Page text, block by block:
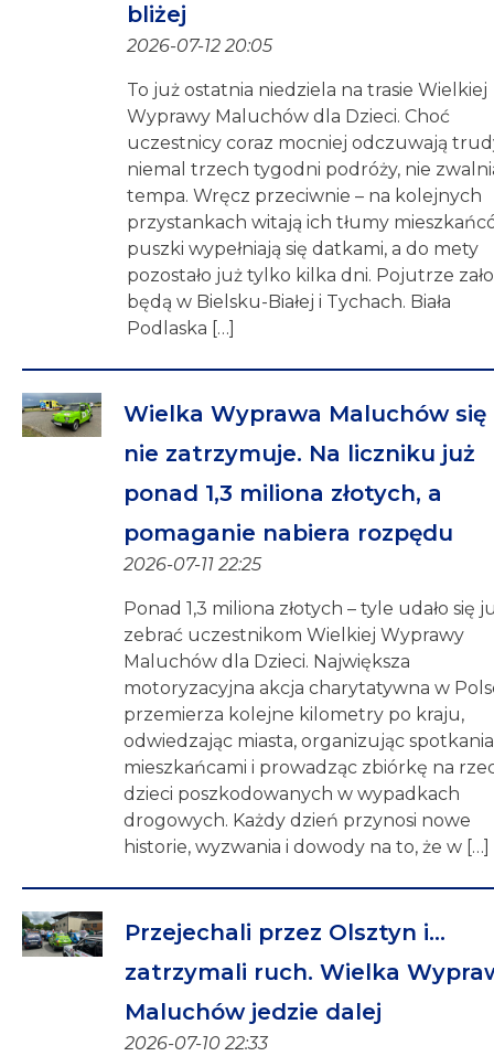
bliżej
2026-07-12 20:05
To już ostatnia niedziela na trasie Wielkiej
Wyprawy Maluchów dla Dzieci. Choć
uczestnicy coraz mocniej odczuwają
niemal trzech tygodni podróży, nie
tempa. Wręcz przeciwnie – na kolejnych
przystankach witają ich tłumy
puszki wypełniają się datkami, a do mety
pozostało już tylko kilka dni. Pojutrze
będą w Bielsku-Białej i Tychach. Biała
Podlaska […]
Wielka Wyprawa Maluchów się
nie zatrzymuje. Na liczniku już
ponad 1,3 miliona złotych, a
pomaganie nabiera rozpędu
2026-07-11 22:25
Ponad 1,3 miliona złotych – tyle udało się
zebrać uczestnikom Wielkiej Wyprawy
Maluchów dla Dzieci. Największa
motoryzacyjna akcja charytatywna w
przemierza kolejne kilometry po kraju,
odwiedzając miasta, organizując
mieszkańcami i prowadząc zbiórkę na
dzieci poszkodowanych w wypadkach
drogowych. Każdy dzień przynosi nowe
historie, wyzwania i dowody na to, że w […]
Przejechali przez Olsztyn i…
zatrzymali ruch. Wielka
Maluchów jedzie dalej
2026-07-10 22:33